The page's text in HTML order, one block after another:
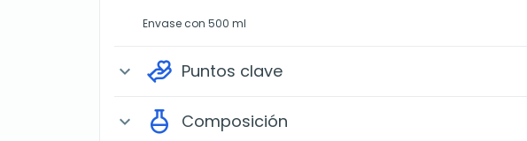
Envase con 500 ml
expand_more Puntos clave
expand_more Composición